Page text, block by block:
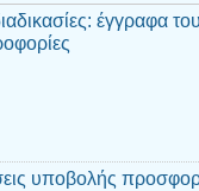
έγγραφα
υποβολής